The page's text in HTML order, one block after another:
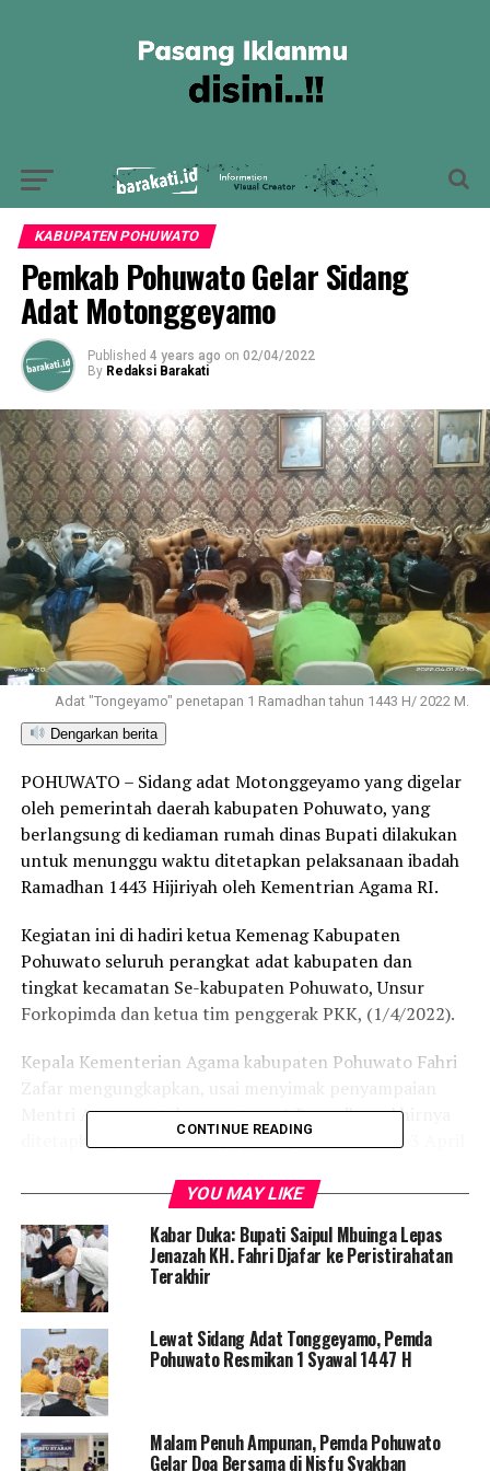
KABUPATEN POHUWATO
Pemkab Pohuwato Gelar Sidang
Adat Motonggeyamo
Published 4 years ago on 02/04/2022
By Redaksi Barakati
Adat "Tongeyamo" penetapan 1 Ramadhan tahun 1443 H/ 2022 M.
Dengarkan berita
POHUWATO – Sidang adat Motonggeyamo yang digelar
oleh pemerintah daerah kabupaten Pohuwato, yang
berlangsung di kediaman rumah dinas Bupati dilakukan
untuk menunggu waktu ditetapkan pelaksanaan ibadah
Ramadhan 1443 Hijiriyah oleh Kementrian Agama RI.
Kegiatan ini di hadiri ketua Kemenag Kabupaten
Pohuwato seluruh perangkat adat kabupaten dan
tingkat kecamatan Se-kabupaten Pohuwato, Unsur
Forkopimda dan ketua tim penggerak PKK, (1/4/2022).
Kepala Kementerian Agama kabupaten Pohuwato Fahri
Mentri Agama untuk penentuan 1 Ramadhan akhirnya
ditetapkan pelaksanaannya jatuh pada hari Ahad 3 April
“Berdasarkan hasil dari kesimpulan rukhiatul hilal di 101
titik, melaporkan saat ini 2 derajat di atas ufuk
sedangkan ketetapan Menteri Agama itu, di tetapkan
bila mencapai 3 derajat di atas ufut baru bisa melakukan
puasa secara berjamaah,” Ungkap Fahri.
Selanjutya, Kepala Qodhi Kabupaten Pohuwato Saiful
Sabu menyampaikan akan mengikuti apa yang menjadi
aturan pemerintah kabupaten Pohuwato dan seluruh
element-element dan instansi terkait.
CONTINUE READING
YOU MAY LIKE
Kabar Duka: Bupati Saipul Mbuinga Lepas
Jenazah KH. Fahri Djafar ke Peristirahatan
Terakhir
Lewat Sidang Adat Tonggeyamo, Pemda
Pohuwato Resmikan 1 Syawal 1447 H
Malam Penuh Ampunan, Pemda Pohuwato
Gelar Doa Bersama di Nisfu Syakban